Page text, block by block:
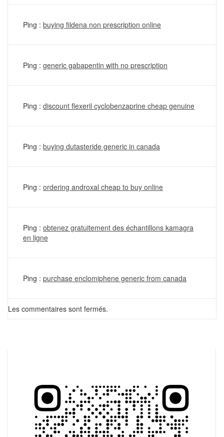
Ping : buying fildena non prescription online
Ping : generic gabapentin with no prescription
Ping : discount flexeril cyclobenzaprine cheap genuine
Ping : buying dutasteride generic in canada
Ping : ordering androxal cheap to buy online
Ping : obtenez gratuitement des échantillons kamagra
en ligne
Ping : purchase enclomiphene generic from canada
Les commentaires sont fermés.